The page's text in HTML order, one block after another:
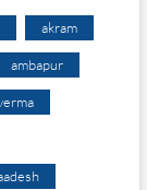
akram
ambapur